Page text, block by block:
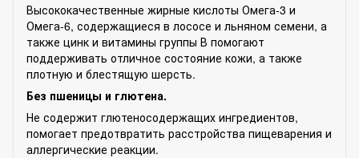
Высококачественные жирные кислоты Омега-3 и
Омега-6, содержащиеся в лососе и льняном семени, а
также цинк и витамины группы В помогают
поддерживать отличное состояние кожи, а также
плотную и блестящую шерсть.
Без пшеницы и глютена.
Не содержит глютеносодержащих ингредиентов,
помогает предотвратить расстройства пищеварения и
аллергические реакции.